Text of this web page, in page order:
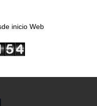
inicio Web